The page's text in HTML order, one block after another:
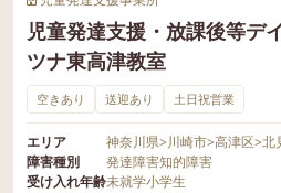
児童発達支援・放課後等デ
ツナ東高津教室
空きあり 送迎あり 土日祝営業
エリア 神奈川県>川崎市>高津区>北
障害種別
発達障害知的障害
受け入れ年齢未就学小学生